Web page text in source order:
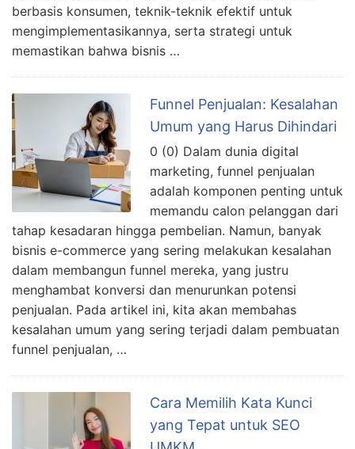
berbasis konsumen, teknik-teknik efektif untuk
mengimplementasikannya, serta strategi untuk
memastikan bahwa bisnis …
Funnel Penjualan: Kesalahan
Umum yang Harus Dihindari
0 (0) Dalam dunia digital
marketing, funnel penjualan
adalah komponen penting untuk
memandu calon pelanggan dari
tahap kesadaran hingga pembelian. Namun, banyak
bisnis e-commerce yang sering melakukan kesalahan
dalam membangun funnel mereka, yang justru
menghambat konversi dan menurunkan potensi
penjualan. Pada artikel ini, kita akan membahas
kesalahan umum yang sering terjadi dalam pembuatan
funnel penjualan, …
Cara Memilih Kata Kunci
yang Tepat untuk SEO